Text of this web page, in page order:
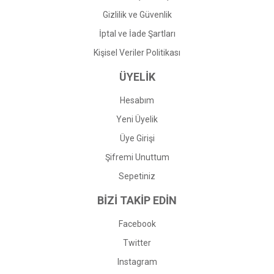
Gizlilik ve Güvenlik
İptal ve İade Şartları
Kişisel Veriler Politikası
ÜYELİK
Hesabım
Yeni Üyelik
Üye Girişi
Şifremi Unuttum
Sepetiniz
BİZİ TAKİP EDİN
Facebook
Twitter
Instagram